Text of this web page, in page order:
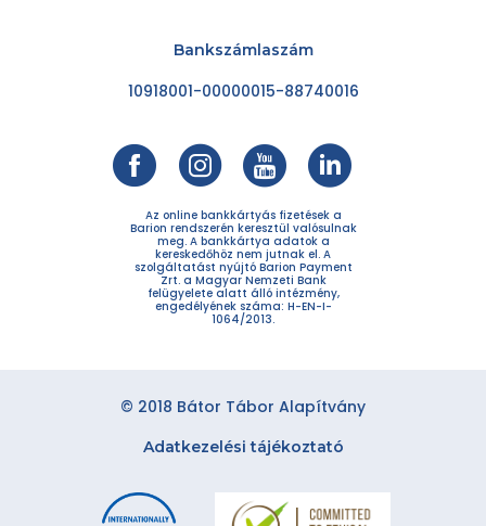
Bankszámlaszám
10918001-00000015-88740016
Az online bankkártyás fizetések a
Barion rendszerén keresztül valósulnak
meg. A bankkártya adatok a
kereskedőhöz nem jutnak el. A
szolgáltatást nyújtó Barion Payment
Zrt. a Magyar Nemzeti Bank
felügyelete alatt álló intézmény,
engedélyének száma: H-EN-I-
1064/2013.
© 2018 Bátor Tábor Alapítvány
Adatkezelési tájékoztató